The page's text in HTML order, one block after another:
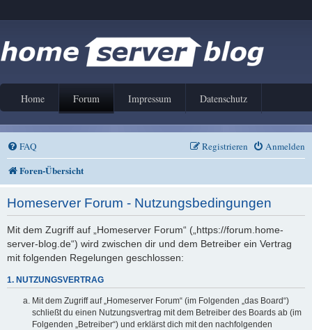
Home Forum Impressum Datenschutz
FAQ Anmelden
Registrieren
Foren-Übersicht
Homeserver Forum - Nutzungsbedingungen
Mit dem Zugriff auf „Homeserver Forum“ („https://forum.home-
server-blog.de“) wird zwischen dir und dem Betreiber ein Vertrag
mit folgenden Regelungen geschlossen:
1. NUTZUNGSVERTRAG
Mit dem Zugriff auf „Homeserver Forum“ (im Folgenden „das Board“)
schließt du einen Nutzungsvertrag mit dem Betreiber des Boards ab (im
Folgenden „Betreiber“) und erklärst dich mit den nachfolgenden